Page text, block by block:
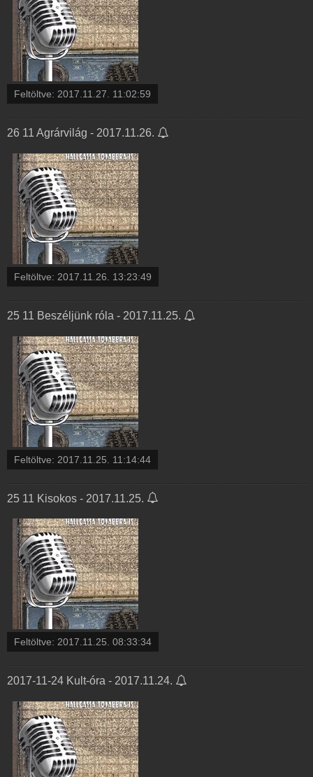
Feltöltve: 2017.11.27. 11:02:59
26 11 Agrárvilág - 2017.11.26.
Feltöltve: 2017.11.26. 13:23:49
25 11 Beszéljünk róla - 2017.11.25.
Feltöltve: 2017.11.25. 11:14:44
25 11 Kisokos - 2017.11.25.
Feltöltve: 2017.11.25. 08:33:34
2017-11-24 Kult-óra - 2017.11.24.